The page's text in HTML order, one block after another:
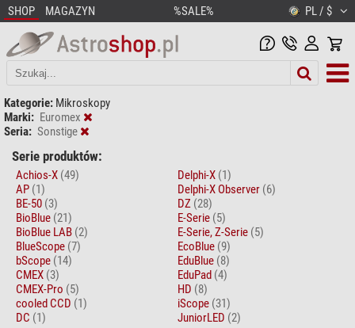
SHOP MAGAZYN %SALE% PL / $
Kategorie: Mikroskopy
Marki: Euromex
Seria: Sonstige
Serie produktów:
Achios-X (49)
AP (1)
BE-50 (3)
BioBlue (21)
BioBlue LAB (2)
BlueScope (7)
bScope (14)
CMEX (3)
CMEX-Pro (5)
cooled CCD (1)
DC (1)
Delphi-X (1)
Delphi-X Observer (6)
DZ (28)
E-Serie (5)
E-Serie, Z-Serie (5)
EcoBlue (9)
EduBlue (8)
EduPad (4)
HD (8)
iScope (31)
JuniorLED (2)